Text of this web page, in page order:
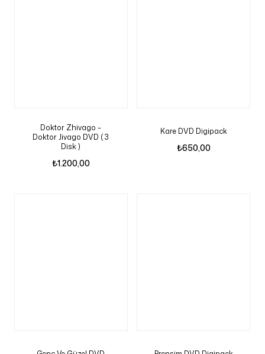
Doktor Zhivago –
Doktor Jivago DVD ( 3
Disk )
₺1.200,00
Kare DVD Digipack
₺650,00